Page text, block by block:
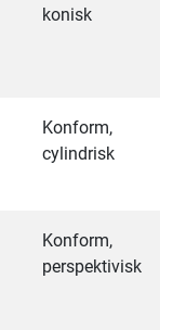
konisk
Konform,
cylindrisk
Konform,
perspektivisk